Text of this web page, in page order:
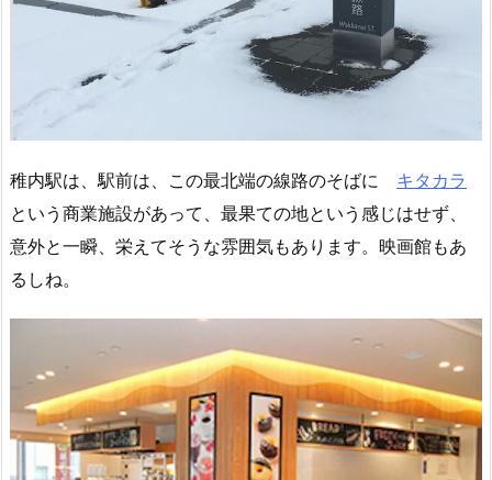
稚内駅は、駅前は、この最北端の線路のそばに キタカラ
という商業施設があって、最果ての地という感じはせず、
意外と一瞬、栄えてそうな雰囲気もあります。映画館もあ
るしね。